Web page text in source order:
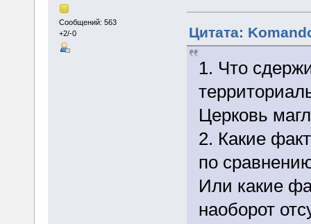
Сообщений: 563
+2/-0
Цитата:
1. Что
Церковь
2. Какие
по
Или какие
наоборот